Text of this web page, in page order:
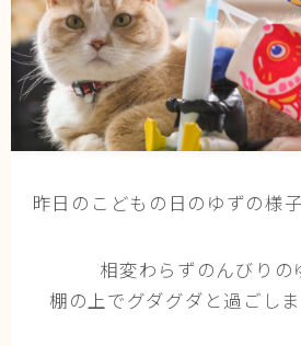
猫のなぜ？
ゆずとシンバの日常
ねこの部屋
猫の健康・ケア関連
猫の雑学・トリビア
猫との暮らし・生活設計
昨日のこどもの日のゆずの様
相変わらずのんびりの
棚の上でグダグダと過ごし